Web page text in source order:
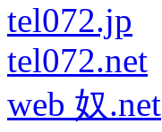
tel072.jp
tel072.net
web 奴.net